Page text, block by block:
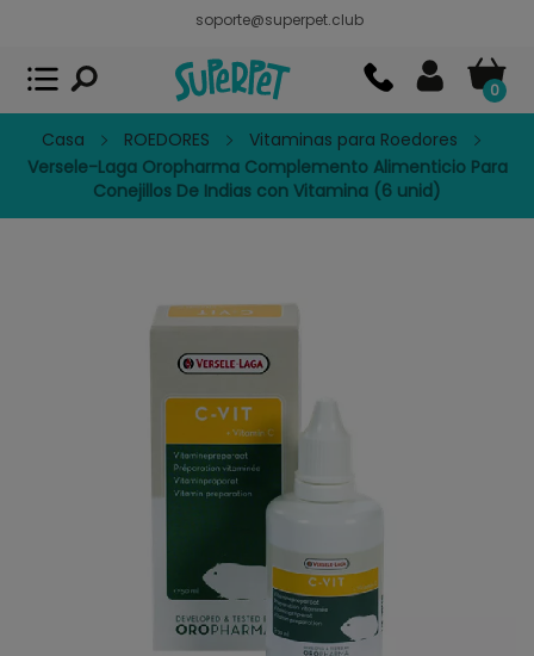
soporte@superpet.club
0
Casa ROEDORES
Vitaminas para Roedores
Versele-Laga Oropharma Complemento Alimenticio Para
Conejillos De Indias con Vitamina (6 unid)
Superpet, comida para mascotas
APP GRATIS - En Google Play